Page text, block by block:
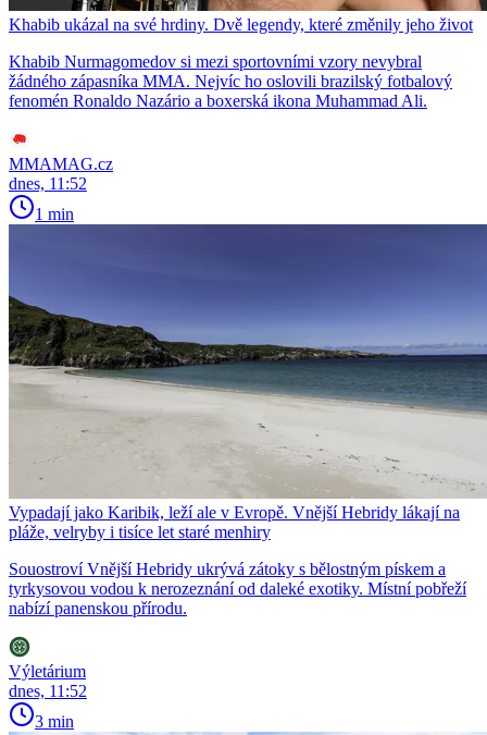
Khabib ukázal na své hrdiny. Dvě legendy, které změnily jeho život
Khabib Nurmagomedov si mezi sportovními vzory nevybral
žádného zápasníka MMA. Nejvíc ho oslovili brazilský fotbalový
fenomén Ronaldo Nazário a boxerská ikona Muhammad Ali.
MMAMAG.cz
dnes, 11:52
1 min
Vypadají jako Karibik, leží ale v Evropě. Vnější Hebridy lákají na
pláže, velryby i tisíce let staré menhiry
Souostroví Vnější Hebridy ukrývá zátoky s bělostným pískem a
tyrkysovou vodou k nerozeznání od daleké exotiky. Místní pobřeží
nabízí panenskou přírodu.
Výletárium
dnes, 11:52
3 min